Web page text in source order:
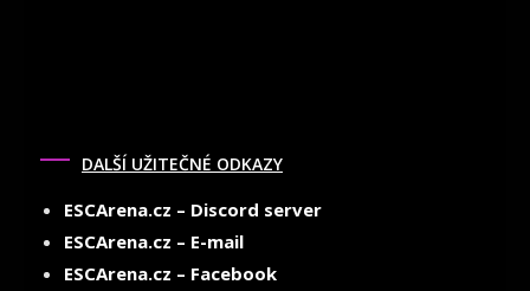
DALŠÍ UŽITEČNÉ ODKAZY
ESCArena.cz – Discord server
ESCArena.cz – E-mail
ESCArena.cz – Facebook